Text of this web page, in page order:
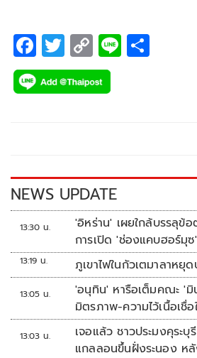
F
ac
e
k
T
wi
tt
C
o
p
k
Li
NEWS UPDATE
13:30 น.
'อิหร่าน' เผยใกล้บรรลุข้
การเปิด 'ช่องแคบฮอร์มุ
อยู่กับสหรัฐฯ
13:19 น. ภูเขาไฟในกัวเตมาลาหยุ
13:05 น.
'อนุทิน' หารือเต็มคณะ '
มิตรภาพ-ความไว้เนื้อเชื่อ
13:03 น.
เจอแล้ว ชาวประมงคุระ
แกลลอนขึ้นฝั่งระนอง ห